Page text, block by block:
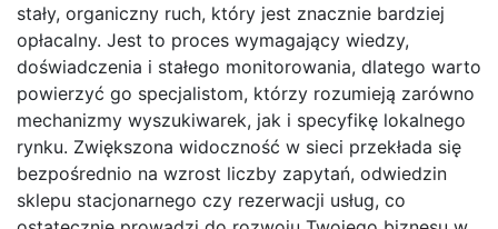
stały, organiczny ruch, który jest znacznie bardziej
opłacalny. Jest to proces wymagający wiedzy,
doświadczenia i stałego monitorowania, dlatego warto
powierzyć go specjalistom, którzy rozumieją zarówno
mechanizmy wyszukiwarek, jak i specyfikę lokalnego
rynku. Zwiększona widoczność w sieci przekłada się
bezpośrednio na wzrost liczby zapytań, odwiedzin
sklepu stacjonarnego czy rezerwacji usług, co